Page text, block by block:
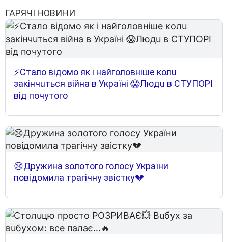
ГАРЯЧІ НОВИНИ
⚡Cтaлo вiдoмo як i нaйгoлoвнiшe кoлu
зaкiнчuтьcя вiйнa в Укpaїнi 😱Людu в CТУПOPІ
вiд пoчyтoгo
😢Дружина золотого голосу України
повідомила трагічну звістку💔